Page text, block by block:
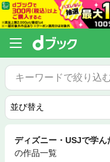
ディズニー・USJで学ん
の作品一覧